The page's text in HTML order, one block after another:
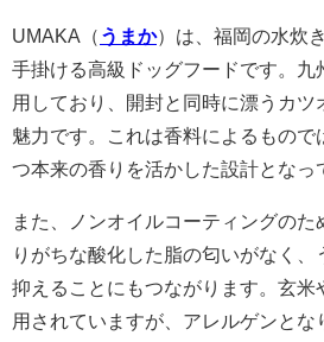
UMAKA（ うまか）は、福岡の水炊
手掛ける高級ドッグフードです。九
用しており、開封と同時に漂うカツ
魅力です。これは香料によるもので
つ本来の香りを活かした設計となっ
また、ノンオイルコーティングのた
りがちな酸化した脂の匂いがなく、
抑えることにもつながります。玄米
用されていますが、アレルゲンとな